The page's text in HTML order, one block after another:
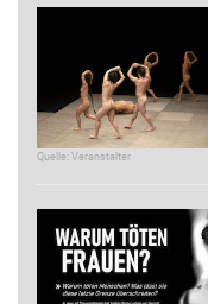
Quelle: Veranstalter